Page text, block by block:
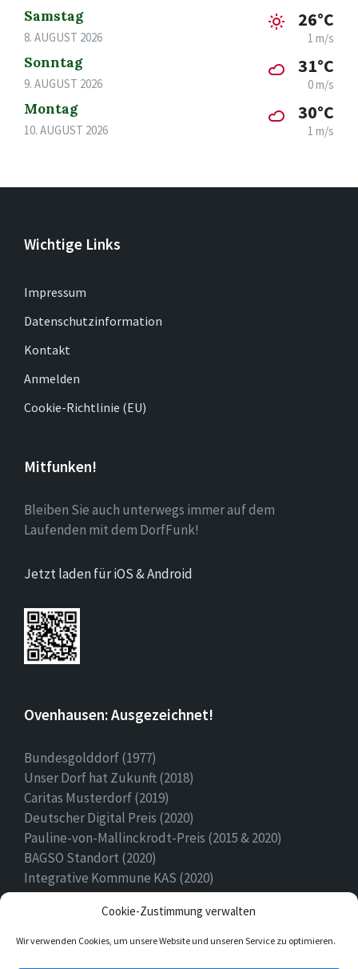
Cookie-Zustimmung verwalten
Wir verwenden Cookies, um unsere Website und unseren Service zu optimieren.
Samstag
8. AUGUST 2026
26°C
1 m/s
Sonntag
9. AUGUST 2026
31°C
0 m/s
Montag
10. AUGUST 2026
30°C
1 m/s
Wichtige Links
Impressum
Datenschutzinformation
Kontakt
Anmelden
Cookie-Richtlinie (EU)
Mitfunken!
Bleiben Sie auch unterwegs immer auf dem
Laufenden mit dem DorfFunk!
Jetzt laden für iOS & Android
Ovenhausen: Ausgezeichnet!
Bundesgolddorf (1977)
Unser Dorf hat Zukunft (2018)
Caritas Musterdorf (2019)
Deutscher Digital Preis (2020)
Pauline-von-Mallinckrodt-Preis (2015 & 2020)
BAGSO Standort (2020)
Integrative Kommune KAS (2020)
Ehrenamtspreis Stadt Höxter (2020)
Heimatpreis (2022)